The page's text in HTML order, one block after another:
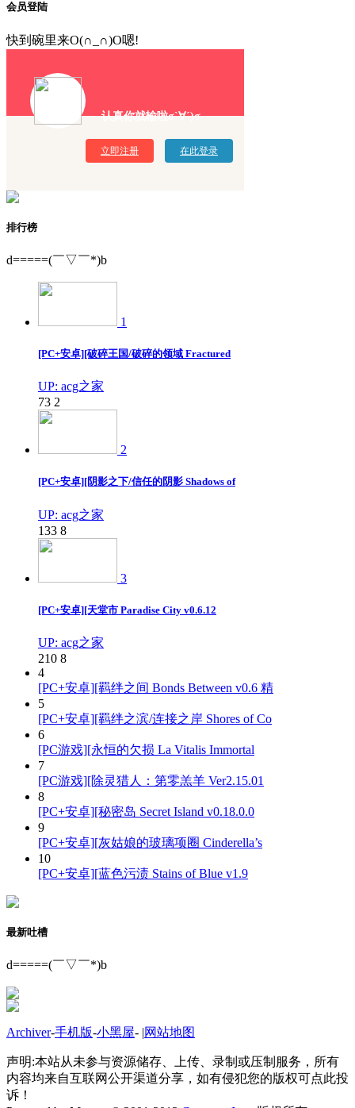
会员登陆
快到碗里来O(∩_∩)O嗯!
认真你就输啦σ`∀´)σ
立即注册 在此登录
排行榜
d=====(￣▽￣*)b
1
[PC+安卓][破碎王国/破碎的领域 Fractured
UP: acg之家
73 2
2
[PC+安卓][阴影之下/信任的阴影 Shadows of
UP: acg之家
133 8
3
[PC+安卓][天堂市 Paradise City v0.6.12
UP: acg之家
210 8
4
[PC+安卓][羁绊之间 Bonds Between v0.6 精
5
[PC+安卓][羁绊之滨/连接之岸 Shores of Co
6
[PC游戏][永恒的欠损 La Vitalis Immortal
7
[PC游戏][除灵猎人：第零羔羊 Ver2.15.01
8
[PC+安卓][秘密岛 Secret Island v0.18.0.0
9
[PC+安卓][灰姑娘的玻璃项圈 Cinderella’s
10
[PC+安卓][蓝色污渍 Stains of Blue v1.9
最新吐槽
d=====(￣▽￣*)b
Archiver-手机版-小黑屋- |网站地图
声明:本站从未参与资源储存、上传、录制或压制服务，所有
内容均来自互联网公开渠道分享，如有侵犯您的版权可点此投
诉！